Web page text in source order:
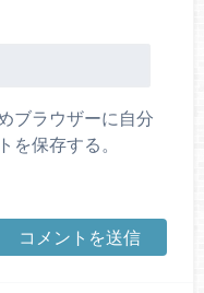
ブラウザーに自分
を保存する。